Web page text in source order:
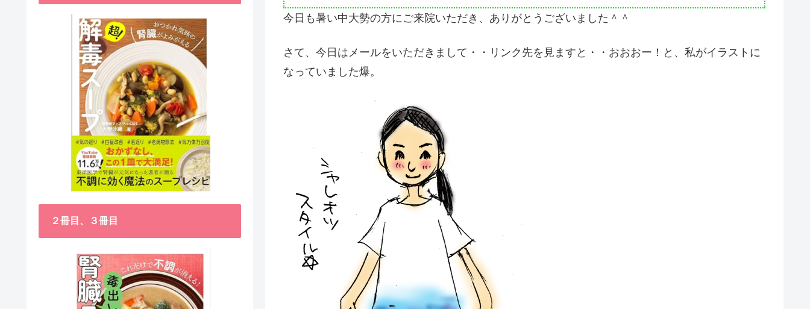
今日も暑い中大勢の方にご来院いただき、ありがとうございました＾＾
さて、今日はメールをいただきまして・・リンク先を見ますと・・おおおー！と、私がイラストに
なっていました爆。
２冊目、３冊目